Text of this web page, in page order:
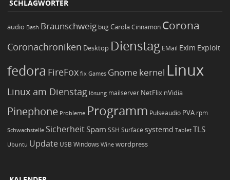
SCHLAGWÖRTER
audio Bash Braunschweig bugCarola Cinnamon Corona
Coronachroniken Desktop Dienstag EMail Exim Exploit
fedora FireFox fix Games Gnome kernel Linux
Linux am Dienstag lösung mailserver NetFlix nVidia
Pinephone Probleme Programm Pulseaudio PVA rpm
Schwachstelle Sicherheit Spam SSH Surface systemd Tablet TLS
Ubuntu Update USB Windows Wine wordpress